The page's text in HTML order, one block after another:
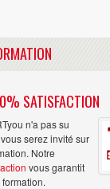
SATISFACTION
n'a pas su
serez invité sur
Notre
vous garantit